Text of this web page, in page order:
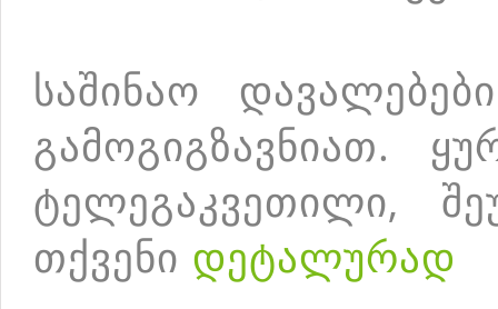
საშინაო
გამოგიგზავნიათ.
ტელეგაკვეთილი,
თქვენი დეტალურად